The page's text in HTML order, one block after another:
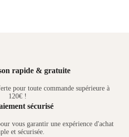
rapide & gratuite
pour toute commande supérieure à
120€ !
sécurisé
vous garantir une expérience d'achat
et sécurisée.